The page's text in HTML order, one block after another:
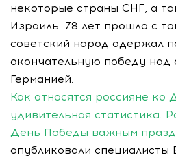
некоторые страны СНГ, а
Израиль. 78 лет прошло с
советский народ одержал
окончательную победу
Германией.
Как относятся россияне
удивительная статистика.
День Победы важным
опубликовали